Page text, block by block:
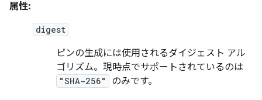
属性:
digest
ピンの生成には使用されるダイジェスト アル
ゴリズム。現時点でサポートされているのは
"SHA-256" のみです。